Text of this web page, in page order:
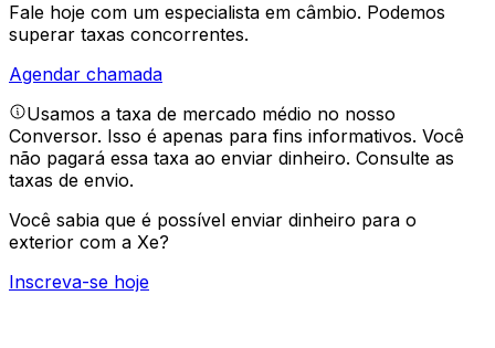
Fale hoje com um especialista em câmbio. Podemos
superar taxas concorrentes.
Agendar chamada
Usamos a taxa de mercado médio no nosso
Conversor. Isso é apenas para fins informativos. Você
não pagará essa taxa ao enviar dinheiro. Consulte as
taxas de envio.
Você sabia que é possível enviar dinheiro para o
exterior com a Xe?
Inscreva-se hoje